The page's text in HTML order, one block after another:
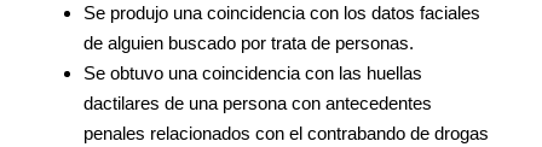
Se produjo una coincidencia con los datos faciales
de alguien buscado por trata de personas.
Se obtuvo una coincidencia con las huellas
dactilares de una persona con antecedentes
penales relacionados con el contrabando de drogas